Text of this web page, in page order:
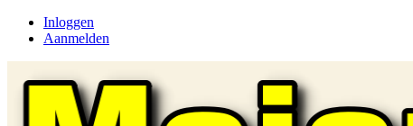
Inloggen
Aanmelden